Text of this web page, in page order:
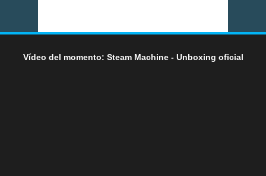
Vídeo del momento: Steam Machine - Unboxing oficial